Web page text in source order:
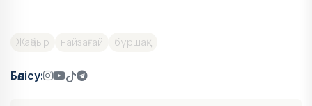
Жаңбыр найзағай бұршақ
Бөлісу: